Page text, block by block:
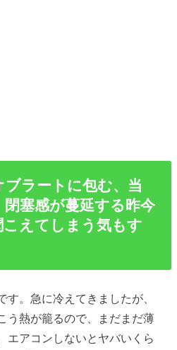
ラートに包む、当
塞感が蔓延する昨今
えてしまう気もす
す。急に冷えてきましたが、
う熱が籠るので、まだまだ薄
エアコンしないとヤバいくら